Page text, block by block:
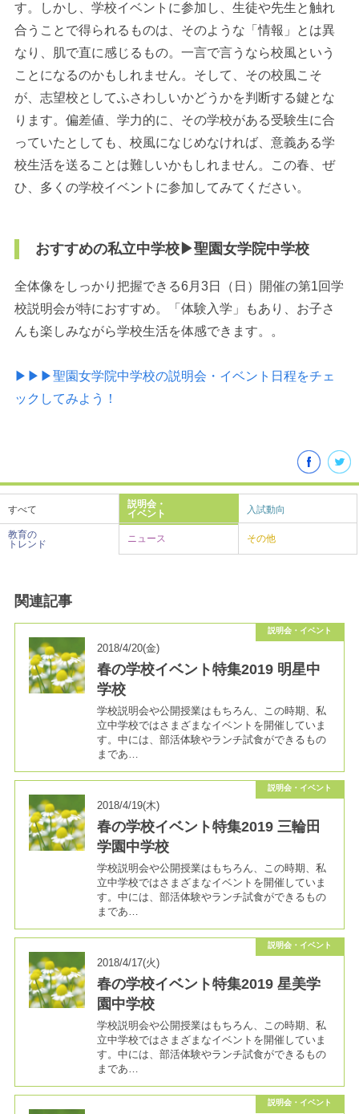
す。しかし、学校イベントに参加し、生徒や先生と触れ
合うことで得られるものは、そのような「情報」とは異
なり、肌で直に感じるもの。一言で言うなら校風という
ことになるのかもしれません。そして、その校風こそ
が、志望校としてふさわしいかどうかを判断する鍵とな
ります。偏差値、学力的に、その学校がある受験生に合
っていたとしても、校風になじめなければ、意義ある学
校生活を送ることは難しいかもしれません。この春、ぜ
ひ、多くの学校イベントに参加してみてください。
おすすめの私立中学校▶︎聖園女学院中学校
全体像をしっかり把握できる6月3日（日）開催の第1回学
校説明会が特におすすめ。「体験入学」もあり、お子さ
んも楽しみながら学校生活を体感できます。。
▶︎▶︎▶︎聖園女学院中学校の説明会・イベント日程をチェ
ックしてみよう！
すべて
説明会・
イベント
入試動向
教育の
トレンド
ニュース その他
関連記事
説明会・イベント
2018/4/20(金)
春の学校イベント特集2019 明星中
学校
学校説明会や公開授業はもちろん、この時期、私
立中学校ではさまざまなイベントを開催していま
す。中には、部活体験やランチ試食ができるもの
まであ…
説明会・イベント
2018/4/19(木)
春の学校イベント特集2019 三輪田
学園中学校
学校説明会や公開授業はもちろん、この時期、私
立中学校ではさまざまなイベントを開催していま
す。中には、部活体験やランチ試食ができるもの
まであ…
説明会・イベント
2018/4/17(火)
春の学校イベント特集2019 星美学
園中学校
学校説明会や公開授業はもちろん、この時期、私
立中学校ではさまざまなイベントを開催していま
す。中には、部活体験やランチ試食ができるもの
まであ…
説明会・イベント